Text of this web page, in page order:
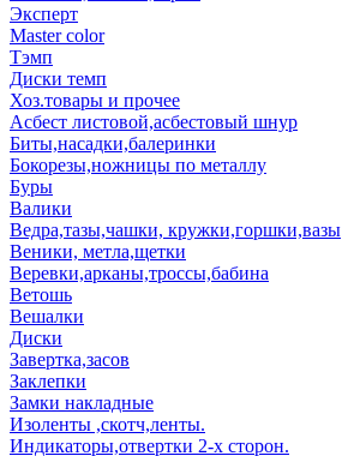
Эксперт
Master color
Тэмп
Диски темп
Хоз.товары и прочее
Асбест листовой,асбестовый шнур
Биты,насадки,балеринки
Бокорезы,ножницы по металлу
Буры
Валики
Ведра,тазы,чашки, кружки,горшки,вазы
Веники, метла,щетки
Веревки,арканы,троссы,бабина
Ветошь
Вешалки
Диски
Завертка,засов
Заклепки
Замки накладные
Изоленты ,скотч,ленты.
Индикаторы,отвертки 2-х сторон.